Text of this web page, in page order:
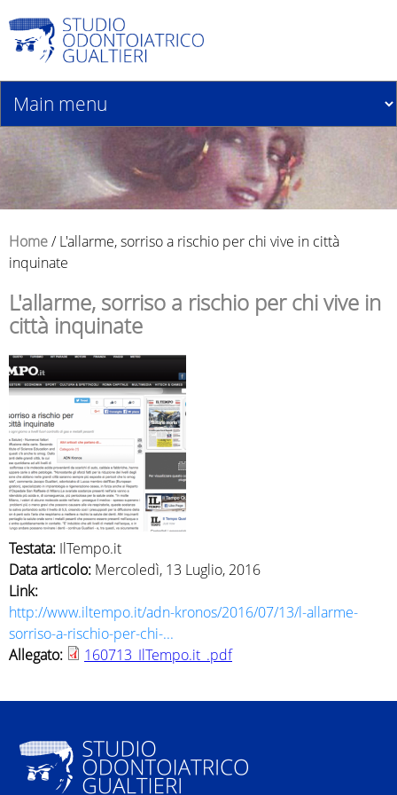
T
u
s
e
i
q
u
i
Home/L'allarme, sorriso a rischio per chi vive in città
inquinate
L'allarme, sorriso a rischio per chi vive in
città inquinate
Testata: IlTempo.it
Data articolo: Mercoledì, 13 Luglio, 2016
Link:
http://www.iltempo.it/adn-kronos/2016/07/13/l-allarme-
sorriso-a-rischio-per-chi-...
Allegato:
160713_IlTempo.it_.pdf